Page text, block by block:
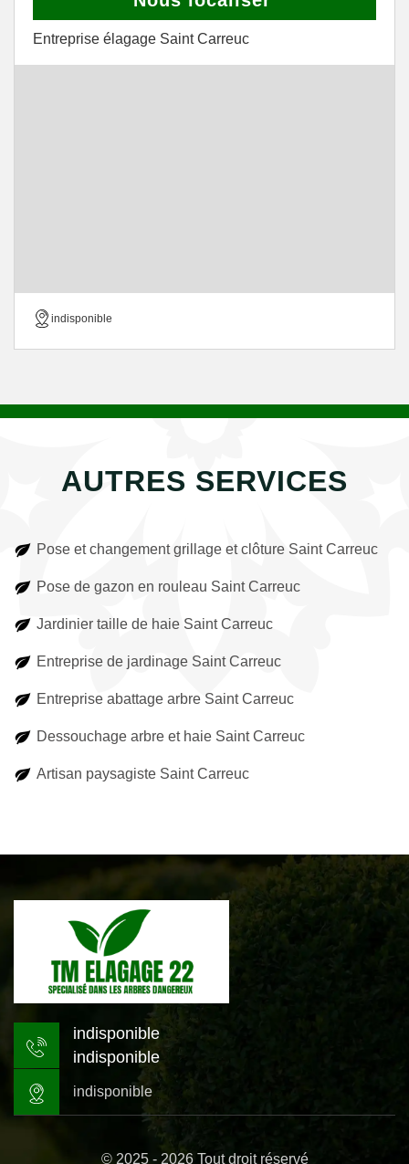
Entreprise élagage Saint Carreuc
indisponible
AUTRES SERVICES
Pose et changement grillage et clôture Saint Carreuc
Pose de gazon en rouleau Saint Carreuc
Jardinier taille de haie Saint Carreuc
Entreprise de jardinage Saint Carreuc
Entreprise abattage arbre Saint Carreuc
Dessouchage arbre et haie Saint Carreuc
Artisan paysagiste Saint Carreuc
indisponible
indisponible
indisponible
© 2025 - 2026 Tout droit réservé